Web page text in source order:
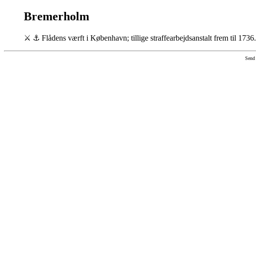
Bremerholm
⚔ ⚓ Flådens værft i København; tillige straffearbejdsanstalt frem til 1736.
Send